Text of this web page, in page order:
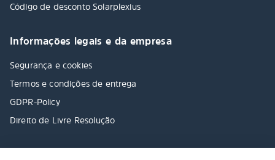
Código de desconto Solarplexius
Informações legais e da empresa
Segurança e cookies
Termos e condições de entrega
GDPR-Policy
Direito de Livre Resolução